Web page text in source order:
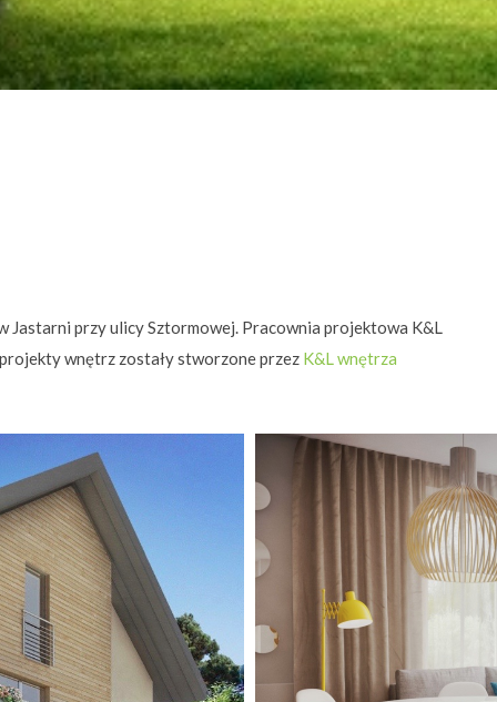
przy ulicy Sztormowej. Pracownia projektowa K&L
wnętrz zostały stworzone przez K&L wnętrza